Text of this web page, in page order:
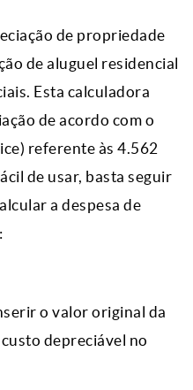
de propriedade
de aluguel residencial
Esta calculadora
de acordo com o
referente às 4.562
de usar, basta seguir
a despesa de
o valor original da
depreciável no